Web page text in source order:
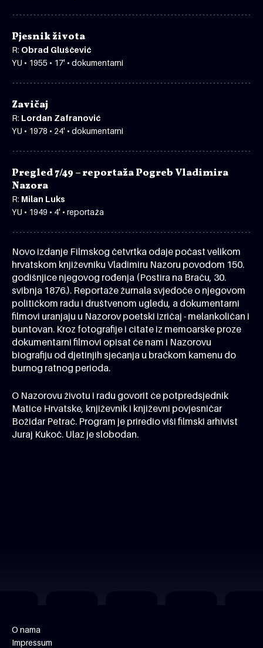
Pjesnik života
R: Obrad Gluščević
YU • 1955 • 17' • dokumentarni
Zavičaj
R: Lordan Zafranović
YU • 1978 • 24' • dokumentarni
Pregled 7/49 – reportaža Pogreb Vladimira
Nazora
R: Milan Luks
YU • 1949 • 4' • reportaža
Novo izdanje Filmskog četvrtka odaje počast velikom
hrvatskom književniku Vladimiru Nazoru povodom 150.
godišnjice njegovog rođenja (Postira na Braču, 30.
svibnja 1876.). Reportaže žurnala svjedoče o njegovom
političkom radu i društvenom ugledu, a dokumentarni
filmovi uranjaju u Nazorov poetski izričaj - melankoličan i
buntovan. Kroz fotografije i citate iz memoarske proze
dokumentarni filmovi opisat će nam i Nazorovu
biografiju od djetinjih sjećanja u bračkom kamenu do
burnog ratnog perioda.
O Nazorovu životu i radu govorit će potpredsjednik
Matice Hrvatske, književnik i književni povjesničar
Božidar Petrač. Program je priredio viši filmski arhivist
Juraj Kukoč. Ulaz je slobodan.
O nama
Impressum